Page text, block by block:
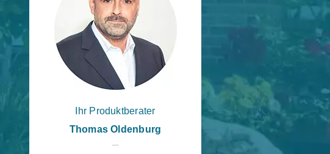
Ihr Produktberater
Thomas Oldenburg